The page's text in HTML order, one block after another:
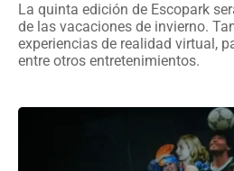
La quinta edición de Escopark
de las vacaciones de invierno.
experiencias de realidad virtual,
entre otros entretenimientos.